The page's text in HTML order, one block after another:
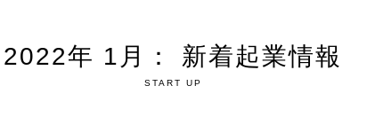
2022年 1月： 新着起業情報
START UP